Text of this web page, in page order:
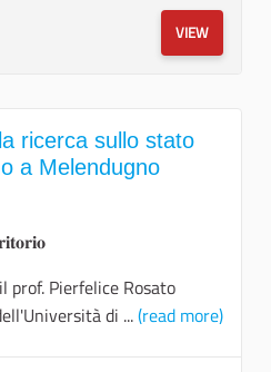
VIEW
ricerca sullo stato
a Melendugno
Pierfelice Rosato
di ...(read more)